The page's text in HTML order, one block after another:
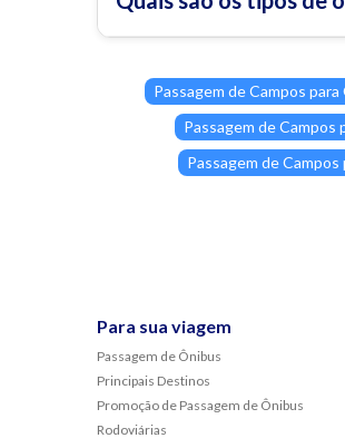
Passagem de Campos para
Passagem de Campos
Passagem de Campos
Para sua viagem
Passagem de Ônibus
Principais Destinos
Promoção de Passagem de Ônibus
Rodoviárias